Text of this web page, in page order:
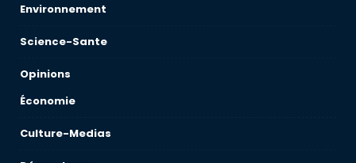
Environnement
Science-Sante
Opinions
Économie
Culture-Medias